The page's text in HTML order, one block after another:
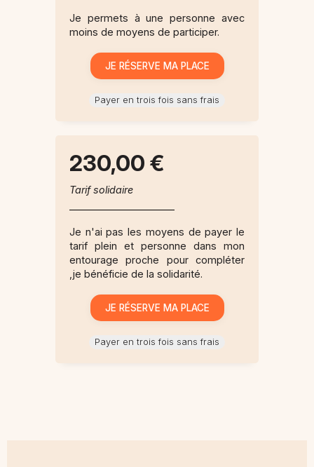
Je permets à une personne avec
moins de moyens de participer.
Payer en trois fois sans frais
230,00 €
Tarif solidaire
Je n'ai pas les moyens de payer le
tarif plein et personne dans mon
entourage proche pour compléter
,je bénéficie de la solidarité.
Payer en trois fois sans frais